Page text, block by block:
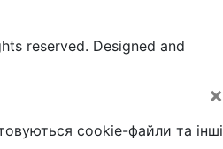
reserved. Designed and
×
cookie-файли та інші